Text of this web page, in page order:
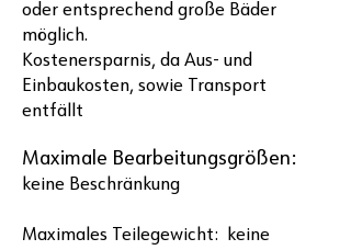
oder entsprechend große Bäder
möglich.
Kostenersparnis, da Aus- und
Einbaukosten, sowie Transport
entfällt
Maximale Bearbeitungsgrößen:
keine Beschränkung
Maximales Teilegewicht: keine